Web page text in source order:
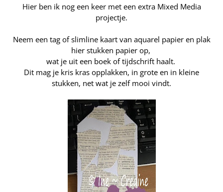
Hier ben ik nog een keer met een extra Mixed Media
projectje.
Neem een tag of slimline kaart van aquarel papier en plak
hier stukken papier op,
wat je uit een boek of tijdschrift haalt.
Dit mag je kris kras opplakken, in grote en in kleine
stukken, net wat je zelf mooi vindt.